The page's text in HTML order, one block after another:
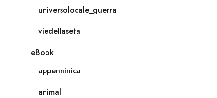
universolocale_guerra
viedellaseta
eBook
appenninica
animali